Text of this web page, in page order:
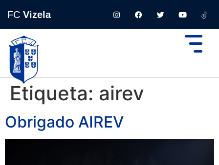
FC Vizela
Etiqueta: airev
Obrigado AIREV